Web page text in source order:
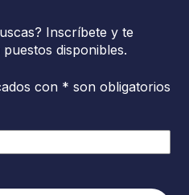
Inscríbete y te
disponibles.
con * son obligatorios